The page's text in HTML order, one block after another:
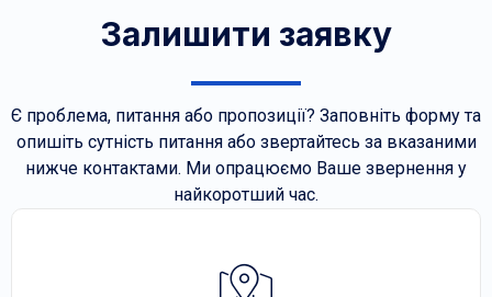
Залишити заявку
Є проблема, питання або пропозиції? Заповніть форму та
опишіть сутність питання або звертайтесь за вказаними
нижче контактами. Ми опрацюємо Ваше звернення у
найкоротший час.